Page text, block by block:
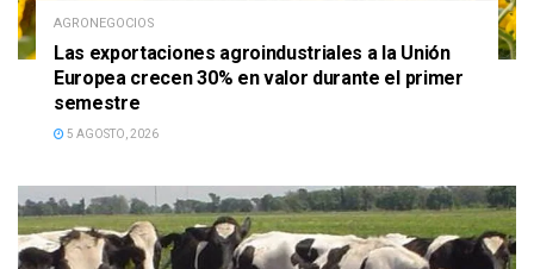
AGRONEGOCIOS
Las exportaciones agroindustriales a la Unión
Europea crecen 30% en valor durante el primer
semestre
5 AGOSTO, 2026